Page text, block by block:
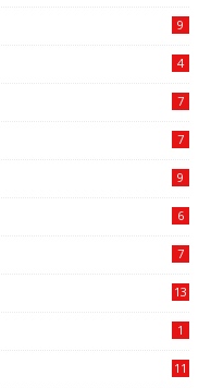
9
4
7
7
9
6
7
13
1
11